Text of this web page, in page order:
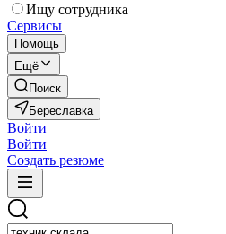
Ищу сотрудника
Сервисы
Помощь
Ещё
Поиск
Береславка
Войти
Войти
Создать резюме